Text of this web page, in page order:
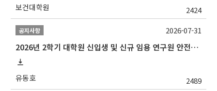
보건대학원 2424
공지사항
2026년 2학기 대학원 신입생 및 신규 임용 연구원 안전환경교육(신규교육) 실시 안내
유동호 2489
2026-07-31